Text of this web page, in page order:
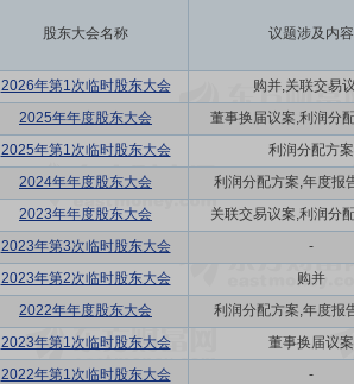
股东大会名称 议题涉及内容
2026年第1次临时股东大会
购并,关联交易
2025年年度股东大会
董事换届议案,利润分
2025年第1次临时股东大会
利润分配方案
2024年年度股东大会
利润分配方案,年度报
2023年年度股东大会
关联交易议案,利润分
2023年第3次临时股东大会
-
2023年第2次临时股东大会
购并
2022年年度股东大会
利润分配方案,年度报
2023年第1次临时股东大会
董事换届议案
2022年第1次临时股东大会
-